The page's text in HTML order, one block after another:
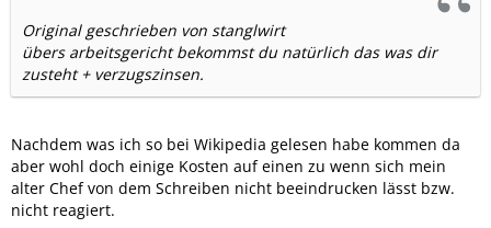
Original geschrieben von stanglwirt
übers arbeitsgericht bekommst du natürlich das was dir
zusteht + verzugszinsen.
Nachdem was ich so bei Wikipedia gelesen habe kommen da
aber wohl doch einige Kosten auf einen zu wenn sich mein
alter Chef von dem Schreiben nicht beeindrucken lässt bzw.
nicht reagiert.